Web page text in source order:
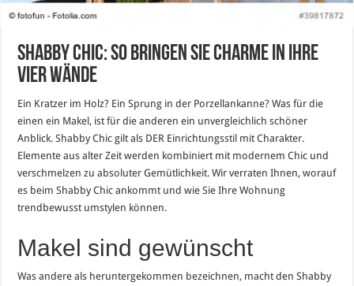
Shabby Chic: So bringen Sie Charme in Ihre
vier Wände
Ein Kratzer im Holz? Ein Sprung in der Porzellankanne? Was für die
einen ein Makel, ist für die anderen ein unvergleichlich schöner
Anblick. Shabby Chic gilt als DER Einrichtungsstil mit Charakter.
Elemente aus alter Zeit werden kombiniert mit modernem Chic und
verschmelzen zu absoluter Gemütlichkeit. Wir verraten Ihnen, worauf
es beim Shabby Chic ankommt und wie Sie Ihre Wohnung
trendbewusst umstylen können.
Makel sind gewünscht
Was andere als heruntergekommen bezeichnen, macht den Shabby